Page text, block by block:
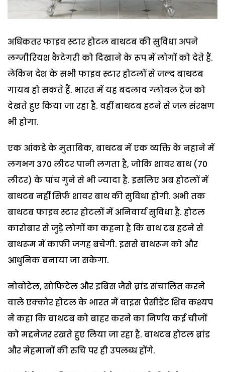
अधिकतर फाइव स्टार होटल बाथटब की सुविधा अपने
लग्जीरियश कैटेगरी को दिखाने के रूप में लोगों को देते हैं.
लेकिन देश के सभी फाइव स्टार होटलों से जल्द बाथटब
गायब हो सकते हैं. भारत में यह बदलाव ग्लोबल ट्रेज को
देखते हुए किया जा रहा है. वहीं बाथटब हटने से जल संरक्षण
भी होगा.
एक आंकडे के मुताबिक, बाथटब में एक व्यक्ति के नहाने में
लगभग 370 लीटर पानी लगता है, जोकि शावर बाथ (70
लीटर) के पांच गुने से भी ज्यादा है. इसलिए अब होटलों में
बाथटब नहीं सिर्फ शावर बाथ की सुविधा होगी. अभी तक
बाथटब फाइव स्टार होटलों में अनिवार्य सुविधा है. होटल
कारोबार से जुड़े लोगों का कहना है कि बाथ टब हटने से
बाथरूम में काफी जगह बचेगी. इससे बाथरूम को और
आधुनिक बनाया जा सकेगा.
नोवोटेल, सोफिटेल और इबिस जैसे ब्रांड संचालित करने
वाले एक्कोर होटल के भारत में वाइस प्रेसीडेंट शिव कश्यप
ने कहा कि बाथटब को बाहर करने का निर्णय कई चीजों
को मद्दनेजर रखते हुए लिया जा रहा है. बाथटब होटल ब्रांड
और मेहमानों की रुचि पर ही उपलब्ध होंगे.